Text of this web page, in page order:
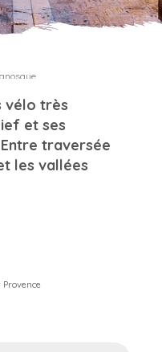
vélo très
et ses
traversée
les vallées